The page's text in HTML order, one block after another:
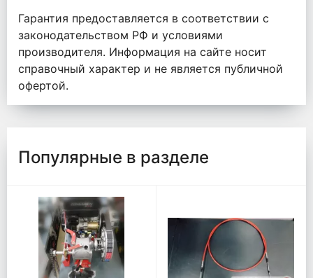
Гарантия предоставляется в соответствии с
законодательством РФ и условиями
производителя. Информация на сайте носит
справочный характер и не является публичной
офертой.
Популярные в разделе